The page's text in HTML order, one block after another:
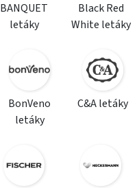
BANQUET
letáky
Black Red
White letáky
BonVeno
letáky
C&A letáky